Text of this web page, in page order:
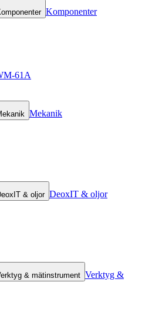
Komponenter
61A
Mekanik
& oljor DeoxIT & oljor
& mätinstrument Verktyg &